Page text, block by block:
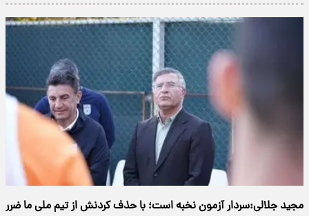
مجید جلالی:سردار آزمون نخبه است؛ با حذف کردنش از تیم ملی ما ضرر